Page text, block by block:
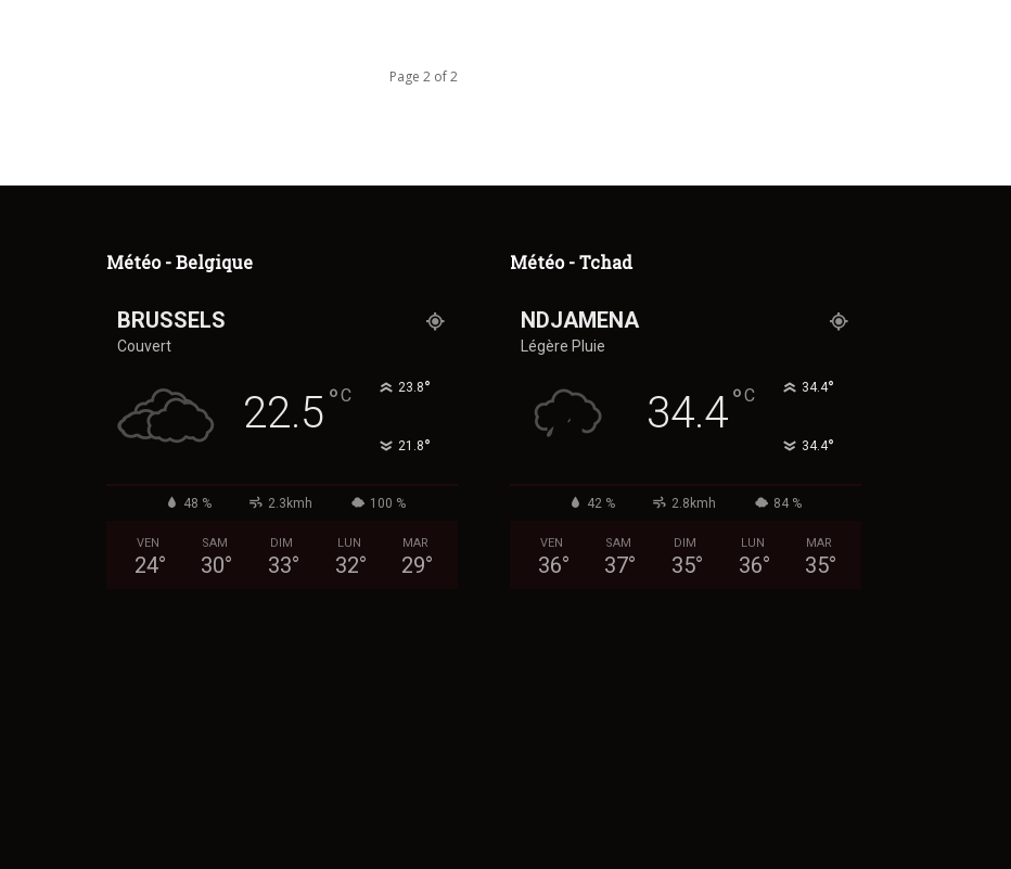
Page 2 of 2
Météo - Belgique
BRUSSELS
Couvert
22.5°C 23.8°
21.8°
48 % 2.3kmh 100 %
VEN
24°
SAM
30°
DIM
33°
LUN
32°
MAR
29°
Météo - Tchad
NDJAMENA
Légère Pluie
34.4°C 34.4°
34.4°
42 % 2.8kmh 84 %
VEN
36°
SAM
37°
DIM
35°
LUN
36°
MAR
35°